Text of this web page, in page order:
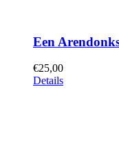
Een
€25,00
Details